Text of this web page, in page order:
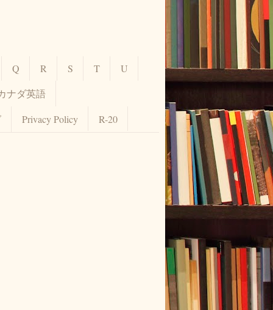
Q R S T
U
ナダ英語
Privacy Policy R-20